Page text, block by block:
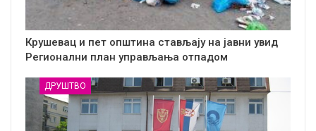
Крушевац и пет општина стављају на јавни увид
Регионални план управљања отпадом
ДРУШТВО